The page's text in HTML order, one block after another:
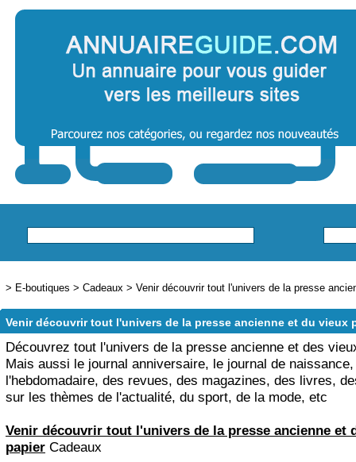
> E-boutiques > Cadeaux > Venir découvrir tout l'univers de la presse
Venir découvrir tout l'univers de la presse ancienne et du vieux
Découvrez tout l'univers de la presse ancienne et des
Mais aussi le journal anniversaire, le journal de naissance,
l'hebdomadaire, des revues, des magazines, des livres,
sur les thèmes de l'actualité, du sport, de la mode, etc
Venir découvrir tout l'univers de la presse ancienne et
papier Cadeaux